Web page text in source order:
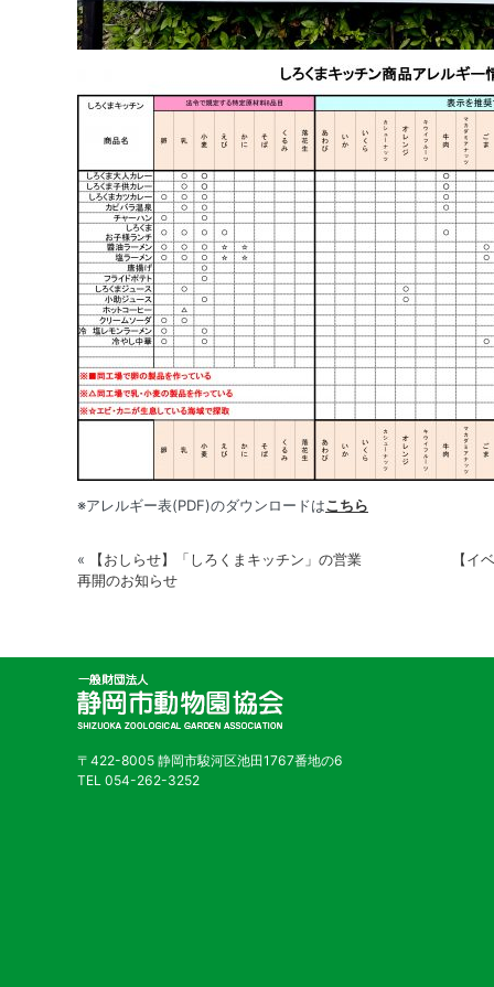
※アレルギー表(PDF)のダウンロードはこちら
«
【おしらせ】「しろくまキッチン」の営業
再開のお知らせ
【イ
〒422-8005 静岡市駿河区池田1767番地の6
TEL 054-262-3252